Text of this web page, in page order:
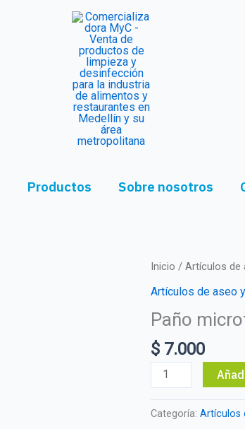
Productos Sobre nosotros
Inicio / Artículos de
Artículos de aseo
Paño
$ 7.000
Paño
microfibra
cantidad
Categoría: Artículos